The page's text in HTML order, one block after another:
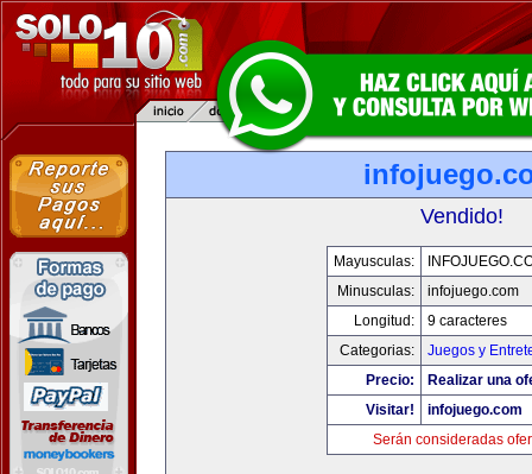
Vendido!
Mayusculas:
Minusculas:
infojuego.com
Longitud:
9 caracteres
Categorias:
Juegos y
Precio:
Realizar una
Visitar!
infojuego.com
Serán consideradas